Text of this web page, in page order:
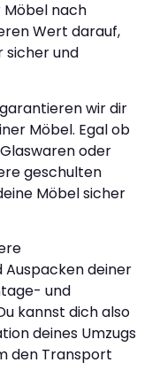
nach
Wert darauf,
sicher und
wir dir
Möbel. Egal ob
oder
geschulten
Möbel sicher
Auspacken deiner
und
kannst dich also
deines Umzugs
den Transport